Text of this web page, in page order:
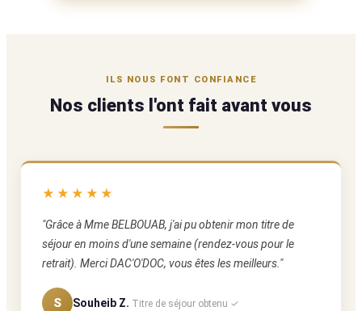
ILS NOUS FONT CONFIANCE
Nos clients l'ont fait avant vous
★★★★★
"Grâce à Mme BELBOUAB, j'ai pu obtenir mon titre de
séjour en moins d'une semaine (rendez-vous pour le
retrait). Merci DAC'O'DOC, vous êtes les meilleurs."
S Souheib Z. Titre de séjour obtenu ✓